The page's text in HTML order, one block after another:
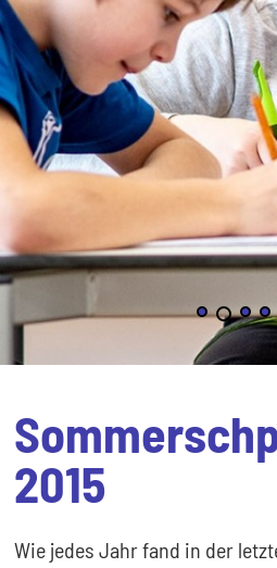
2015
Wie jedes Jahr fand in der